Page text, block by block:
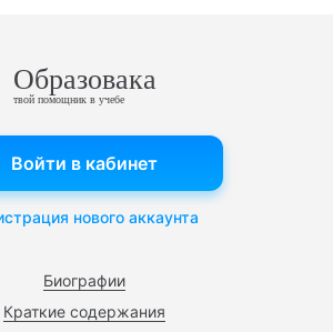
Образовака
твой помощник в учебе
Биографии
Краткие содержания
Войти в кабинет
нового аккаунта